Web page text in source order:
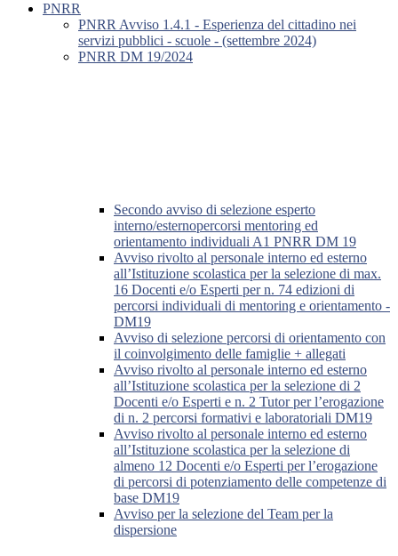
PNRR
PNRR Avviso 1.4.1 - Esperienza del cittadino nei
servizi pubblici - scuole - (settembre 2024)
PNRR DM 19/2024
Secondo avviso di selezione esperto
interno/esternopercorsi mentoring ed
orientamento individuali A1 PNRR DM 19
Avviso rivolto al personale interno ed esterno
all’Istituzione scolastica per la selezione di max.
16 Docenti e/o Esperti per n. 74 edizioni di
percorsi individuali di mentoring e orientamento -
DM19
Avviso di selezione percorsi di orientamento con
il coinvolgimento delle famiglie + allegati
Avviso rivolto al personale interno ed esterno
all’Istituzione scolastica per la selezione di 2
Docenti e/o Esperti e n. 2 Tutor per l’erogazione
di n. 2 percorsi formativi e laboratoriali DM19
Avviso rivolto al personale interno ed esterno
all’Istituzione scolastica per la selezione di
almeno 12 Docenti e/o Esperti per l’erogazione
di percorsi di potenziamento delle competenze di
base DM19
Avviso per la selezione del Team per la
dispersione